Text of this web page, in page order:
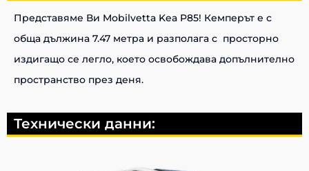
Представяме Ви Mobilvetta Kea P85! Кемперът е с
обща дължина 7.47 метра и разполага с просторно
издигащо се легло, което освобождава допълнително
пространство през деня.
Технически данни: